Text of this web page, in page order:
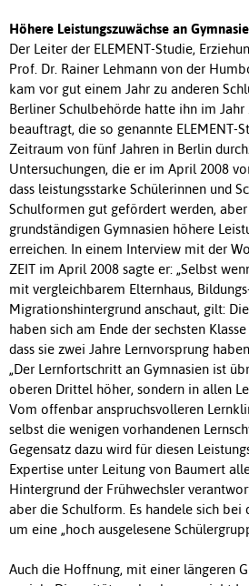
Höhere Leistungszuwächse an
Der Leiter der ELEMENT-Studie,
Prof. Dr. Rainer Lehmann von der
kam vor gut einem Jahr zu anderen
Berliner Schulbehörde hatte ihn im
beauftragt, die so genannte ELEMENT-
Zeitraum von fünf Jahren in Berlin
Untersuchungen, die er im April 2008
dass leistungsstarke Schülerinnen und
Schulformen gut gefördert werden,
grundständigen Gymnasien höhere
erreichen. In einem Interview mit der
ZEIT im April 2008 sagte er: „Selbst
mit vergleichbarem Elternhaus,
Migrationshintergrund anschaut, gilt:
haben sich am Ende der sechsten
dass sie zwei Jahre Lernvorsprung
„Der Lernfortschritt an Gymnasien ist
oberen Drittel höher, sondern in allen
Vom offenbar anspruchsvolleren
selbst die wenigen vorhandenen
Gegensatz dazu wird für diesen
Expertise unter Leitung von Baumert
Hintergrund der Frühwechsler
aber die Schulform. Es handele sich bei
um eine „hoch ausgelesene
Auch die Hoffnung, mit einer längeren